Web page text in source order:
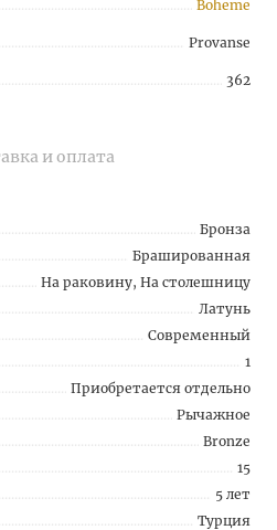
Boheme
Provanse
362
и оплата
Бронза
Брашированная
На раковину, На столешницу
Латунь
Современный
1
Приобретается отдельно
Рычажное
Bronze
15
5 лет
Турция